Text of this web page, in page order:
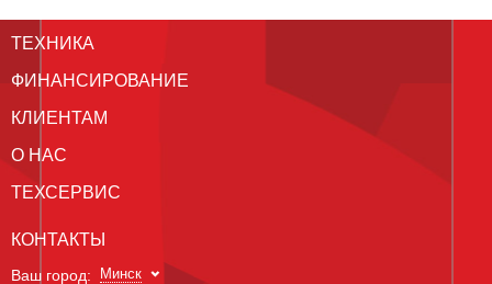
ТЕХНИКА
ФИНАНСИРОВАНИЕ
КЛИЕНТАМ
О НАС
ТЕХСЕРВИС
КОНТАКТЫ
Ваш город: Минск